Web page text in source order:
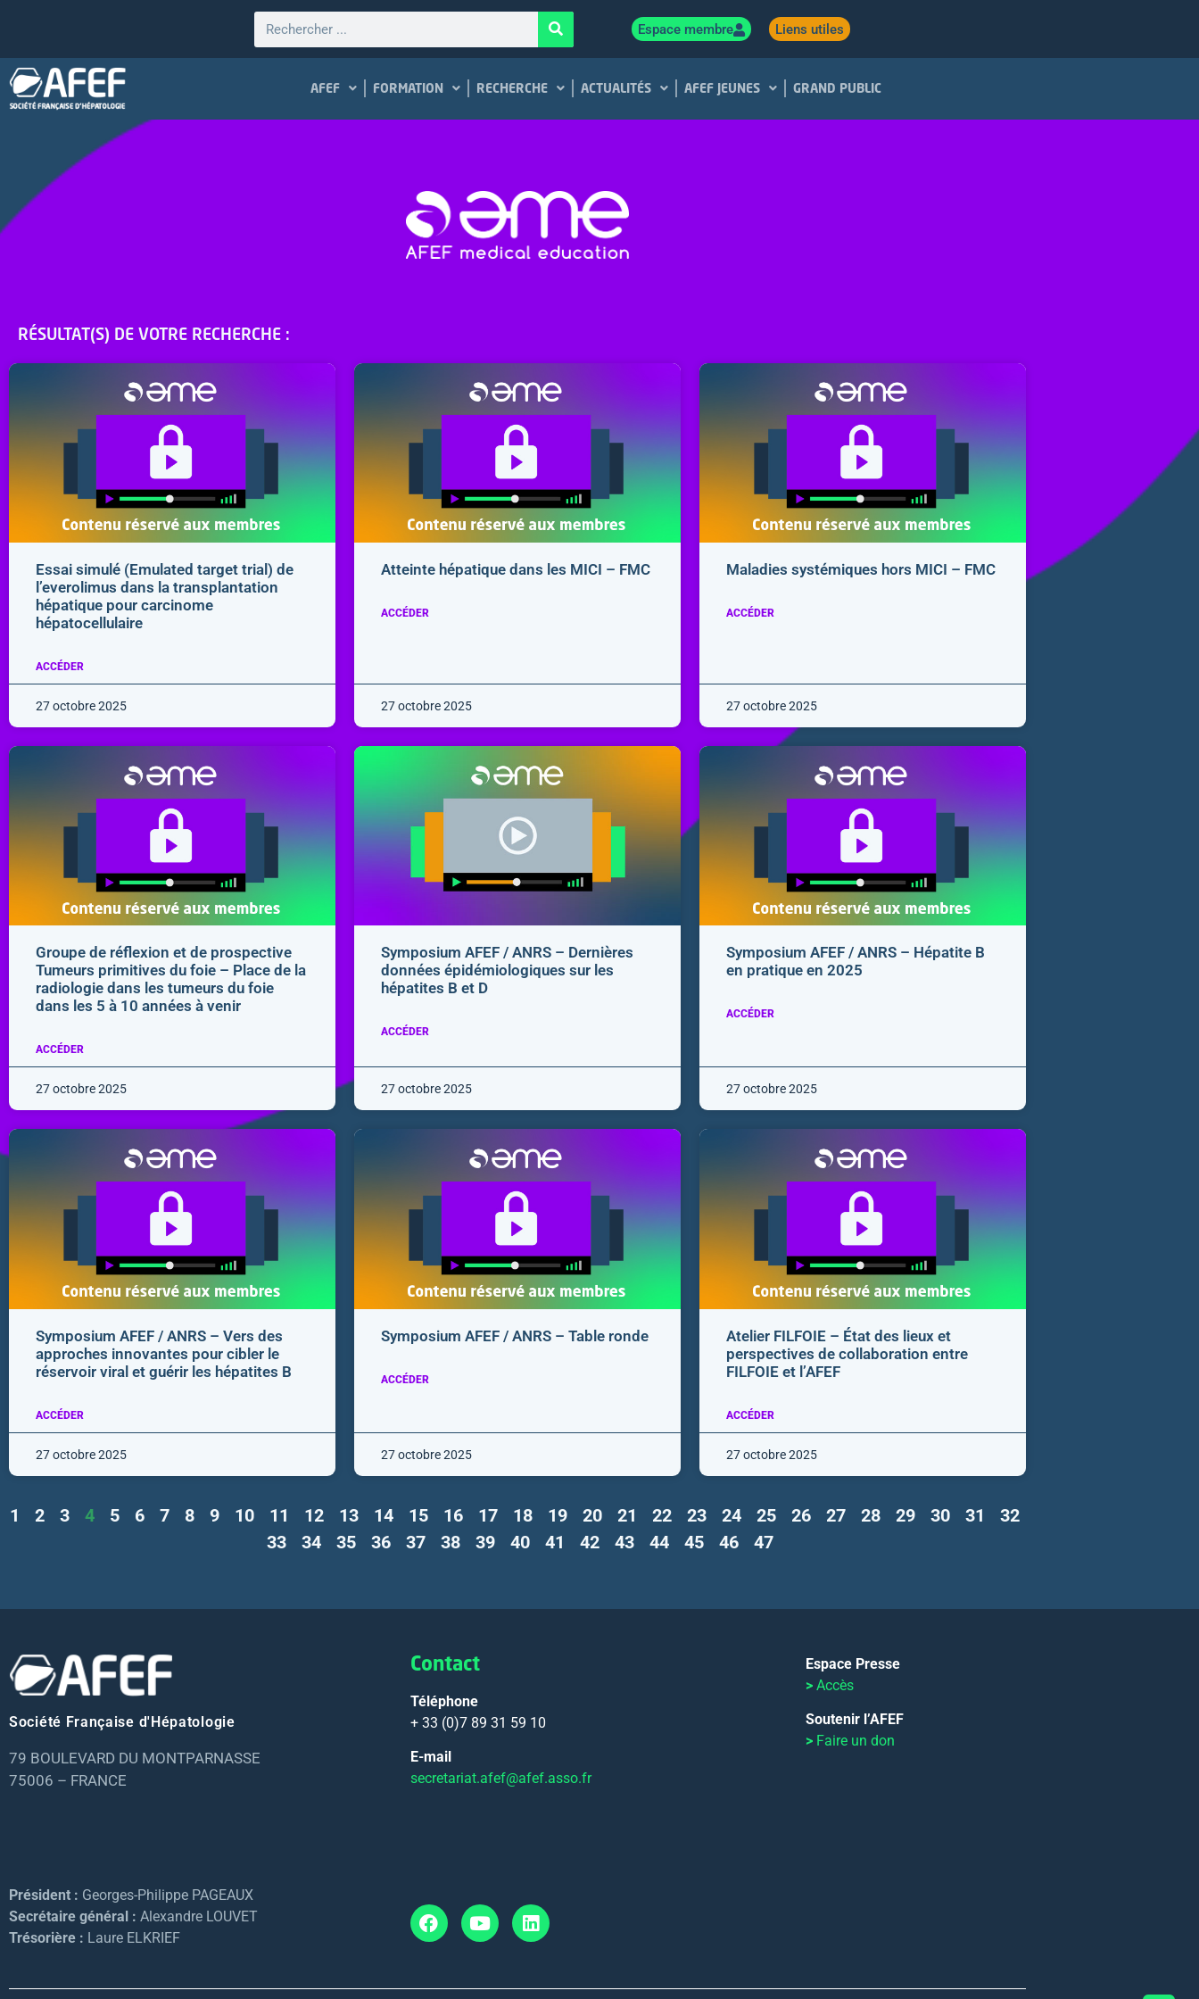
Espace membre Liens utiles
AFEF FORMATION RECHERCHE ACTUALITÉS AFEF JEUNES GRAND PUBLIC
RÉSULTAT(S) DE VOTRE RECHERCHE :
Essai simulé (Emulated target trial) de
l’everolimus dans la transplantation
hépatique pour carcinome
hépatocellulaire
ACCÉDER
27 octobre 2025
Atteinte hépatique dans les MICI – FMC
ACCÉDER
27 octobre 2025
Maladies systémiques hors MICI – FMC
ACCÉDER
27 octobre 2025
Groupe de réflexion et de prospective
Tumeurs primitives du foie – Place de la
radiologie dans les tumeurs du foie
dans les 5 à 10 années à venir
ACCÉDER
27 octobre 2025
Symposium AFEF / ANRS – Dernières
données épidémiologiques sur les
hépatites B et D
ACCÉDER
27 octobre 2025
Symposium AFEF / ANRS – Hépatite B
en pratique en 2025
ACCÉDER
27 octobre 2025
Symposium AFEF / ANRS – Vers des
approches innovantes pour cibler le
réservoir viral et guérir les hépatites B
ACCÉDER
27 octobre 2025
Symposium AFEF / ANRS – Table ronde
ACCÉDER
27 octobre 2025
Atelier FILFOIE – État des lieux et
perspectives de collaboration entre
FILFOIE et l’AFEF
ACCÉDER
27 octobre 2025
1 2 3 4 5 6 7 8 9 10 11 12 13 14 15 16 17 18 19 20 21 22 23 24 25 26 27 28 29 30 31
32
33
34 35 36 37 38 39 40 41 42 43 44 45 46 47
Société Française d'Hépatologie
79 BOULEVARD DU MONTPARNASSE
75006 – FRANCE
Président : Georges-Philippe PAGEAUX
Secrétaire général : Alexandre LOUVET
Trésorière : Laure ELKRIEF
Contact
Téléphone
+ 33 (0)7 89 31 59 10
E-mail
secretariat.afef@afef.asso.fr
Espace Presse
>Accès
Soutenir l’AFEF
> Faire un don